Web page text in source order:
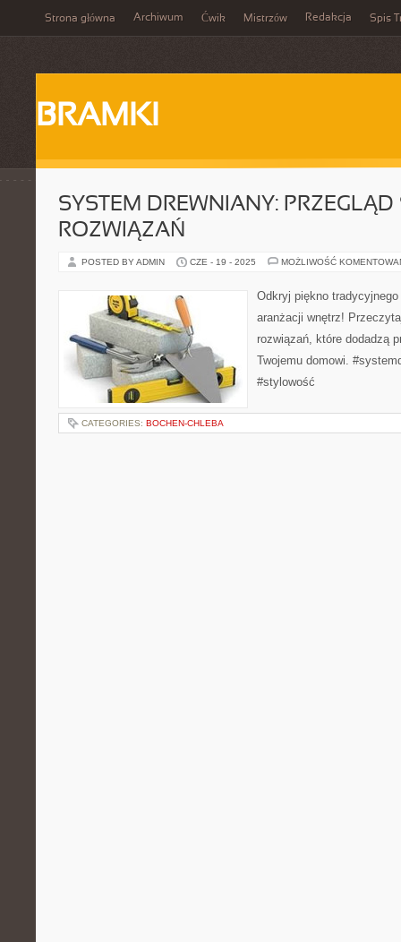
Strona główna Archiwum Ćwik Mistrzów Redakcja Spis
BRAMKI
SYSTEM DREWNIANY:
ROZWIĄZAŃ
POSTED BY ADMIN CZE - 19 - 2025 MOŻLIWOŚĆ
Odkryj piękno
aranżacji wnętrz!
rozwiązań, które dodadzą
Twojemu domowi.
#stylowość
CATEGORIES: BOCHEN-CHLEBA